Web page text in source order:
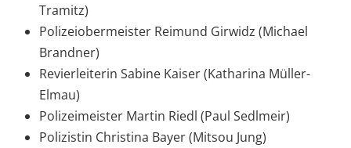
Tramitz)
Polizeiobermeister Reimund Girwidz (Michael
Brandner)
Revierleiterin Sabine Kaiser (Katharina Müller-
Elmau)
Polizeimeister Martin Riedl (Paul Sedlmeir)
Polizistin Christina Bayer (Mitsou Jung)